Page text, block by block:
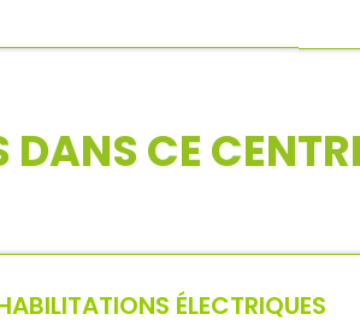
CE
ÉLECTRIQUES